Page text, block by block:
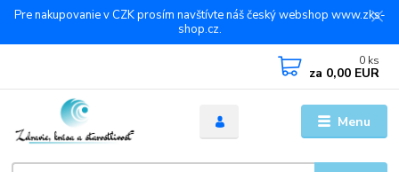
Pre nakupovanie v CZK prosím navštívte náš český webshop www.zks-
shop.cz.
Menu
0 ks
za 0,00 EUR